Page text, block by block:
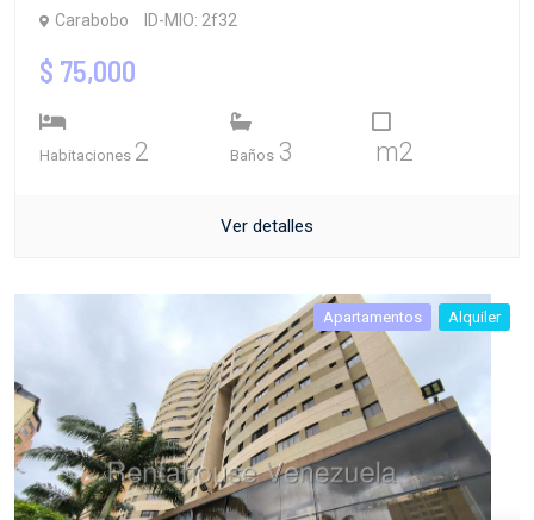
Carabobo ID-MIO: 2f32
$ 75,000
Habitaciones 2 Baños 3 m2
Ver detalles
Apartamentos Alquiler